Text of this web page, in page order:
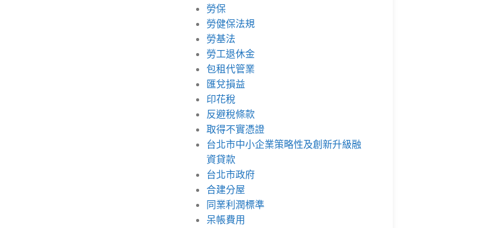
勞保
勞健保法規
勞基法
勞工退休金
包租代管業
匯兌損益
印花稅
反避稅條款
取得不實憑證
台北市中小企業策略性及創新升級融
資貸款
台北市政府
合建分屋
同業利潤標準
呆帳費用